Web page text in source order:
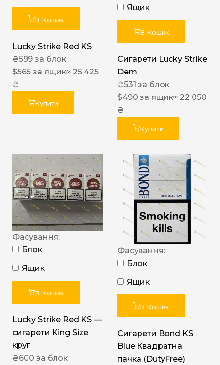
В Кошик
Lucky Strike Red KS
₴599 за блок
$565 за ящик≈ 25 425
₴
Купити
Ящик
В Кошик
Сигарети Lucky Strike
Demi
₴531 за блок
$490 за ящик≈ 22 050
₴
Купити
Фасування:
Блок
Ящик
В Кошик
Lucky Strike Red KS —
сигарети King Size
круг
₴600 за блок
Фасування:
Блок
Ящик
В Кошик
Сигарети Bond KS
Blue Квадратна
пачка (DutyFree)